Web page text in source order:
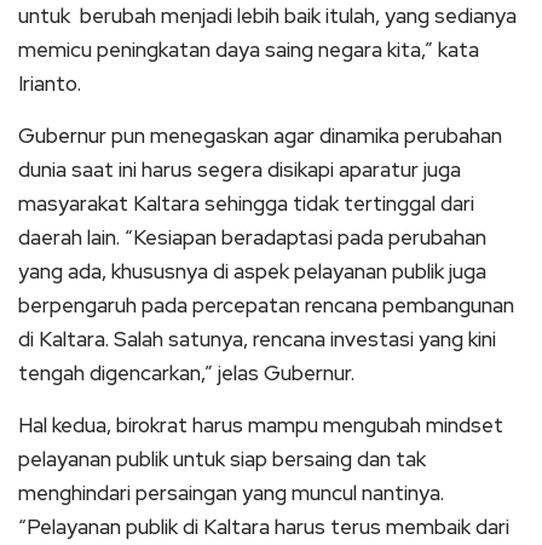
untuk berubah menjadi lebih baik itulah, yang sedianya
memicu peningkatan daya saing negara kita,” kata
Irianto.
Gubernur pun menegaskan agar dinamika perubahan
dunia saat ini harus segera disikapi aparatur juga
masyarakat Kaltara sehingga tidak tertinggal dari
daerah lain. “Kesiapan beradaptasi pada perubahan
yang ada, khususnya di aspek pelayanan publik juga
berpengaruh pada percepatan rencana pembangunan
di Kaltara. Salah satunya, rencana investasi yang kini
tengah digencarkan,” jelas Gubernur.
Hal kedua, birokrat harus mampu mengubah mindset
pelayanan publik untuk siap bersaing dan tak
menghindari persaingan yang muncul nantinya.
“Pelayanan publik di Kaltara harus terus membaik dari